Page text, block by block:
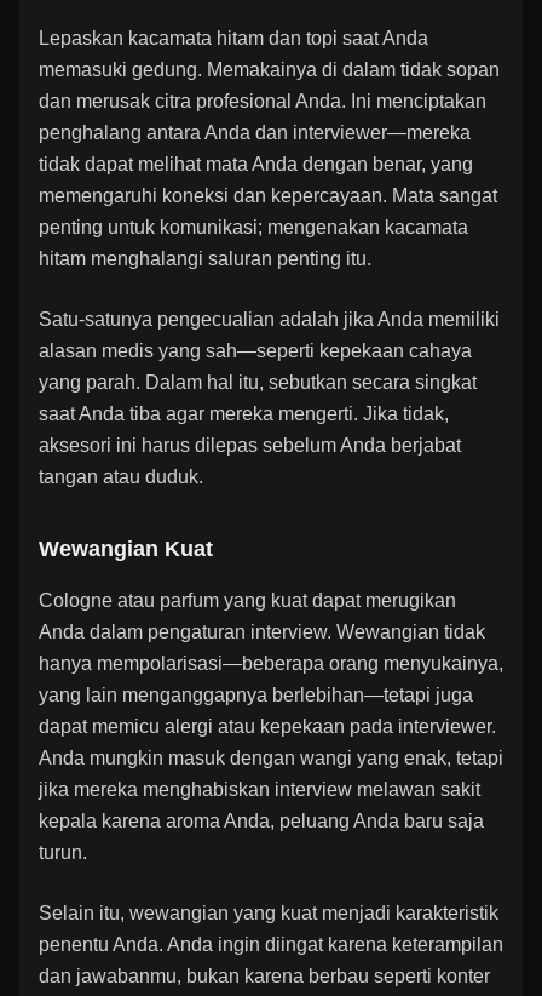
Lepaskan kacamata hitam dan topi saat Anda
memasuki gedung. Memakainya di dalam tidak sopan
dan merusak citra profesional Anda. Ini menciptakan
penghalang antara Anda dan interviewer—mereka
tidak dapat melihat mata Anda dengan benar, yang
memengaruhi koneksi dan kepercayaan. Mata sangat
penting untuk komunikasi; mengenakan kacamata
hitam menghalangi saluran penting itu.
Satu-satunya pengecualian adalah jika Anda memiliki
alasan medis yang sah—seperti kepekaan cahaya
yang parah. Dalam hal itu, sebutkan secara singkat
saat Anda tiba agar mereka mengerti. Jika tidak,
aksesori ini harus dilepas sebelum Anda berjabat
tangan atau duduk.
Wewangian Kuat
Cologne atau parfum yang kuat dapat merugikan
Anda dalam pengaturan interview. Wewangian tidak
hanya mempolarisasi—beberapa orang menyukainya,
yang lain menganggapnya berlebihan—tetapi juga
dapat memicu alergi atau kepekaan pada interviewer.
Anda mungkin masuk dengan wangi yang enak, tetapi
jika mereka menghabiskan interview melawan sakit
kepala karena aroma Anda, peluang Anda baru saja
turun.
Selain itu, wewangian yang kuat menjadi karakteristik
penentu Anda. Anda ingin diingat karena keterampilan
dan jawabanmu, bukan karena berbau seperti konter